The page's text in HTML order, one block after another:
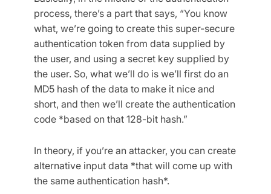
process, there’s a part that says, “You know
what, we’re going to create this super-secure
authentication token from data supplied by
the user, and using a secret key supplied by
the user. So, what we’ll do is we’ll first do an
MD5 hash of the data to make it nice and
short, and then we’ll create the authentication
code *based on that 128-bit hash.”
In theory, if you’re an attacker, you can create
alternative input data *that will come up with
the same authentication hash*.